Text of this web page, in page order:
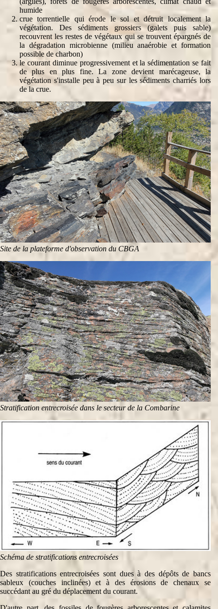
humide
crue torrentielle qui érode le sol et détruit localement la
végétation. Des sédiments grossiers (galets puis sable)
recouvrent les restes de végétaux qui se trouvent épargnés de
la dégradation microbienne (milieu anaérobie et formation
possible de charbon)
le courant diminue progressivement et la sédimentation se fait
de plus en plus fine. La zone devient marécageuse, la
végétation s'installe peu à peu sur les sédiments charriés lors
de la crue.
Site de la plateforme d'observation du CBGA
Stratification entrecroisée dans le secteur de la Combarine
Schéma de stratifications entrecroisées
Des stratifications entrecroisées sont dues à des dépôts de bancs
sableux (couches inclinées) et à des érosions de chenaux se
succédant au gré du déplacement du courant.